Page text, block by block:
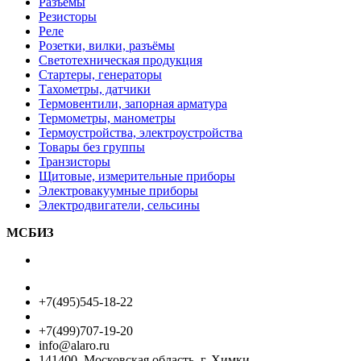
Резисторы
Реле
Розетки, вилки, разъёмы
Светотехническая продукция
Стартеры, генераторы
Тахометры, датчики
Термовентили, запорная арматура
Термометры, манометры
Термоустройства, электроустройства
Товары без группы
Транзисторы
Щитовые, измерительные приборы
Электровакуумные приборы
Электродвигатели, сельсины
МСБИЗ
+7(495)545-18-22
+7(499)707-19-20
info@alaro.ru